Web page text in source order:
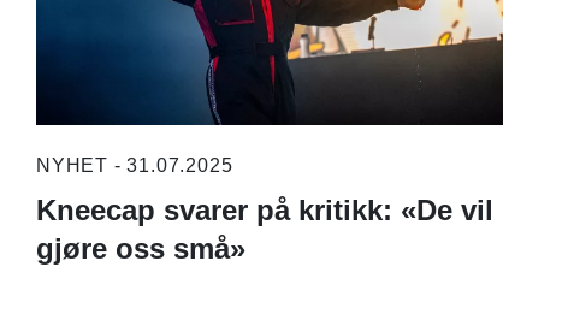
NYHET - 31.07.2025
Kneecap svarer på kritikk: «De vil
gjøre oss små»